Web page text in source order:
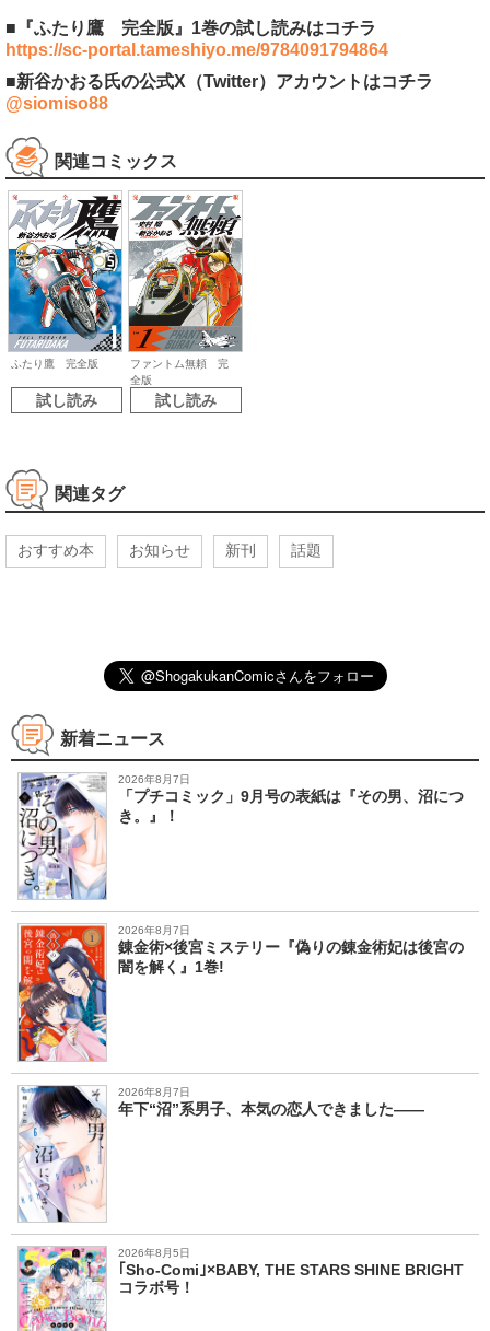
■『ふたり鷹 完全版』1巻の試し読みはコチラ
https://sc-portal.tameshiyo.me/9784091794864
■新谷かおる氏の公式X（Twitter）アカウントはコチラ
@siomiso88
関連コミックス
ふたり鷹 完全版
試し読み
ファントム無頼 完
全版
試し読み
関連タグ
おすすめ本 お知らせ 新刊 話題
新着ニュース
2026年8月7日
「プチコミック」9月号の表紙は『その男、沼につ
き。』！
2026年8月7日
錬金術×後宮ミステリー『偽りの錬金術妃は後宮の
闇を解く』1巻!
2026年8月7日
年下“沼”系男子、本気の恋人できました――
2026年8月5日
｢Sho-Comi｣×BABY, THE STARS SHINE BRIGHT
コラボ号！